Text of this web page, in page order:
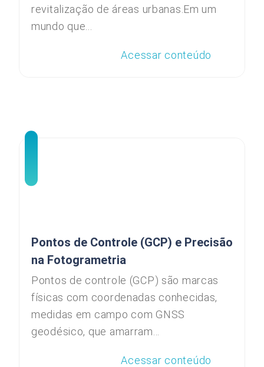
revitalização de áreas urbanas.Em um
mundo que...
Acessar conteúdo
Pontos de Controle (GCP) e Precisão
na Fotogrametria
Pontos de controle (GCP) são marcas
físicas com coordenadas conhecidas,
medidas em campo com GNSS
geodésico, que amarram...
Acessar conteúdo